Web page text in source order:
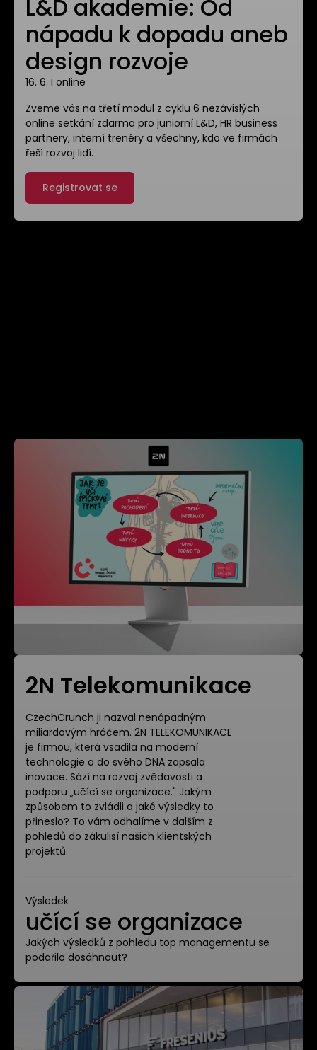
L&D akademie: Od
nápadu k dopadu aneb
design rozvoje
16. 6. I online
Zveme vás na třetí modul z cyklu 6 nezávislých
online setkání zdarma pro juniorní L&D, HR business
partnery, interní trenéry a všechny, kdo ve firmách
řeší rozvoj lidí.
Registrovat se
2N Telekomunikace
CzechCrunch ji nazval nenápadným
miliardovým hráčem. 2N TELEKOMUNIKACE
je firmou, která vsadila na moderní
technologie a do svého DNA zapsala
inovace. Sází na rozvoj zvědavosti a
podporu „učící se organizace." Jakým
způsobem to zvládli a jaké výsledky to
přineslo? To vám odhalíme v dalším z
pohledů do zákulisí našich klientských
projektů.
Výsledek
učící se organizace
Jakých výsledků z pohledu top managementu se
podařilo dosáhnout?